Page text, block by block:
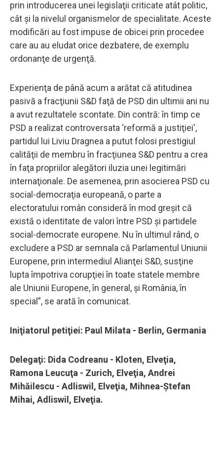
prin introducerea unei legislaţii criticate atât politic,
cât şi la nivelul organismelor de specialitate. Aceste
modificări au fost impuse de obicei prin procedee
care au au eludat orice dezbatere, de exemplu
ordonanţe de urgenţă.
Experienţa de până acum a arătat că atitudinea
pasivă a fracţiunii S&D faţă de PSD din ultimii ani nu
a avut rezultatele scontate. Din contră: în timp ce
PSD a realizat controversata 'reformă a justiţiei',
partidul lui Liviu Dragnea a putut folosi prestigiul
calităţii de membru în fracţiunea S&D pentru a crea
în faţa propriilor alegători iluzia unei legitimări
internaţionale. De asemenea, prin asocierea PSD cu
social-democraţia europeană, o parte a
electoratului român consideră în mod greşit că
există o identitate de valori între PSD şi partidele
social-democrate europene. Nu în ultimul rând, o
excludere a PSD ar semnala că Parlamentul Uniunii
Europene, prin intermediul Alianţei S&D, susţine
lupta împotriva corupţiei în toate statele membre
ale Uniunii Europene, în general, şi România, în
special”, se arată în comunicat.
Iniţiatorul petiţiei: Paul Milata - Berlin, Germania
Delegaţi: Dida Codreanu - Kloten, Elveţia,
Ramona Leucuţa - Zurich, Elveţia, Andrei
Mihăilescu - Adliswil, Elveţia, Mihnea-Ştefan
Mihai, Adliswil, Elveţia.